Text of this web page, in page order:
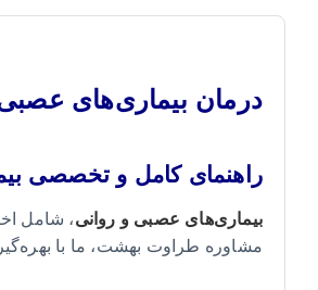
درمان بیماری‌های
راهنمای کامل و تخصصی
بیماری‌های عصبی و روانی، شامل
مشاوره طراوت بهشت، ما با